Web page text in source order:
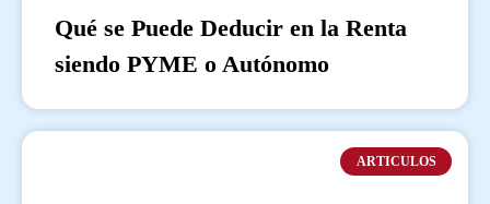
Qué se Puede Deducir en la Renta
siendo PYME o Autónomo
ARTICULOS